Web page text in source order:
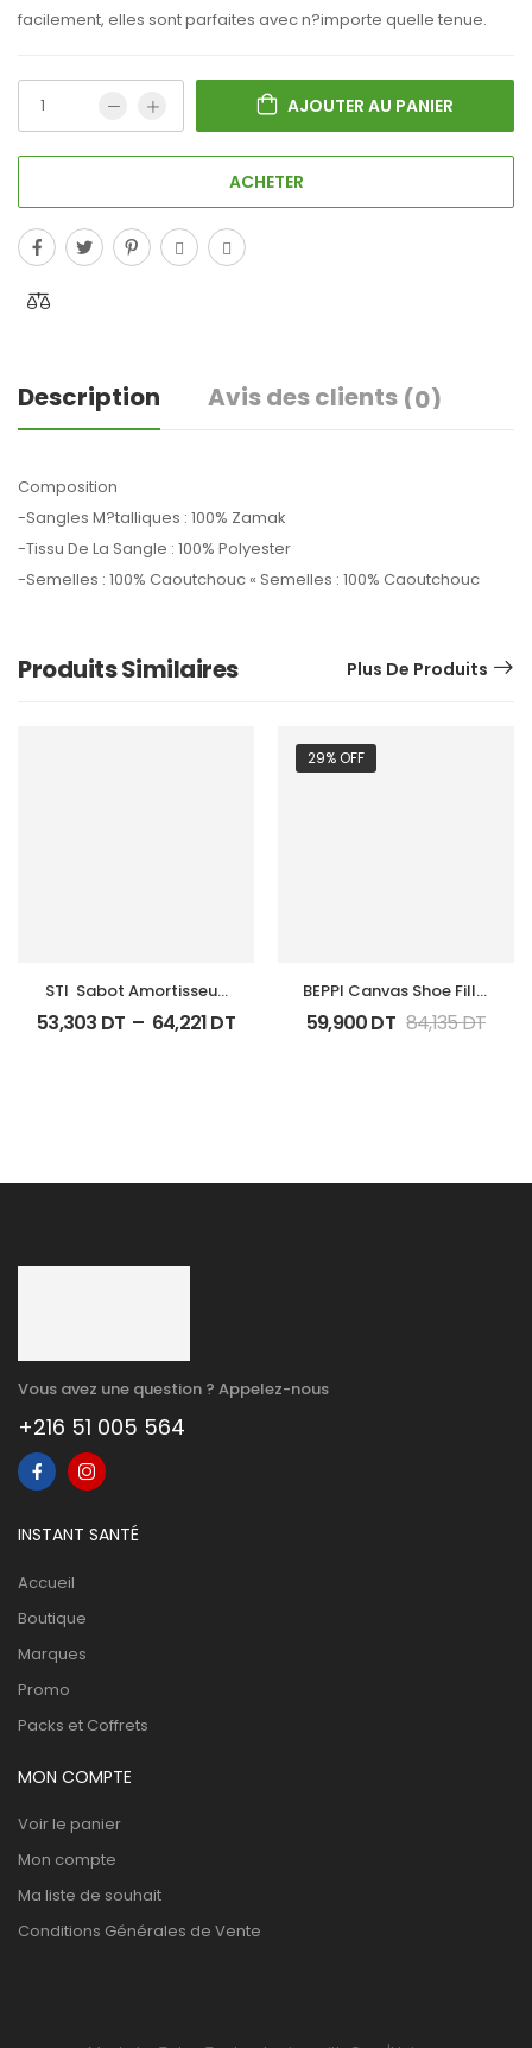
facilement, elles sont parfaites avec n?importe quelle tenue.
AJOUTER AU PANIER
ACHETER
Description Avis des clients (0)
Composition
-Sangles M?talliques : 100% Zamak
-Tissu De La Sangle : 100% Polyester
-Semelles : 100% Caoutchouc « Semelles : 100% Caoutchouc
Produits Similaires Plus De Produits
STI  Sabot Amortisseur
Homme 116
53,303 DT – 64,221DT
29% OFF
BEPPI Canvas Shoe Fille
Rose Ref 2177900
59,900DT 84,135DT
Vous avez une question ? Appelez-nous
+216 51 005 564
INSTANT SANTÉ
Accueil
Boutique
Marques
Promo
Packs et Coffrets
MON COMPTE
Voir le panier
Mon compte
Ma liste de souhait
Conditions Générales de Vente